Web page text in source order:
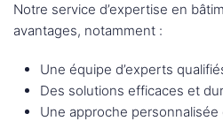
Notre service d’expertise en
avantages, notamment :
Une équipe d’experts
Des solutions efficaces et
Une approche